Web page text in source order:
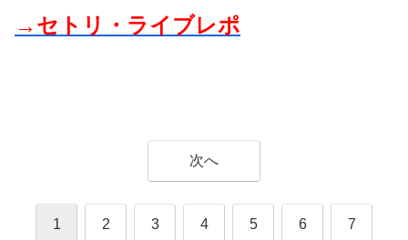
→セトリ・ライブレポ
次へ
1 2 3 4 5 6 7